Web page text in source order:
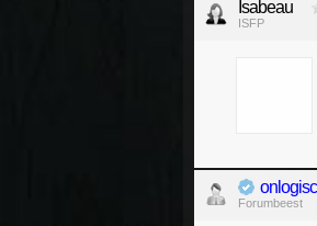
Isabeau
ISFP
Forumbeest